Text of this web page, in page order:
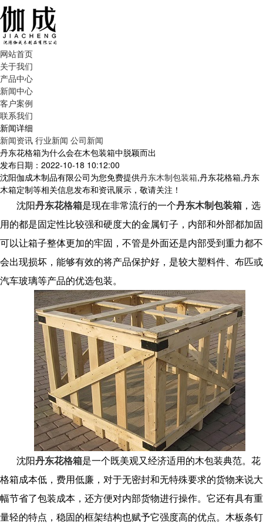
网站首页
关于我们
产品中心
新闻中心
客户案例
联系我们
新闻详细
新闻资讯 行业新闻 公司新闻
丹东花格箱为什么会在木包装箱中脱颖而出
发布日期：2022-10-18 10:12:00
沈阳伽成木制品有限公司为您免费提供丹东木制包装箱,丹东花格箱,丹东
木箱定制等相关信息发布和资讯展示，敬请关注！
沈阳丹东花格箱是现在非常流行的一个丹东木制包装箱 ，选
用的都是固定性比较强和硬度大的金属钉子，内部和外部都加固
可以让箱子整体更加的牢固，不管是外面还是内部受到重力都不
会出现损坏，能够有效的将产品保护好，是较大塑料件、布匹或
汽车玻璃等产品的优选包装。
沈阳丹东花格箱是一个既美观又经济适用的木包装典范。花
格箱成本低，费用低廉，对于无密封和无特殊要求的货物来说大
幅节省了包装成本，还方便对内部货物进行操作。它还有具有重
量轻的特点，稳固的框架结构也赋予它强度高的优点。木板条钉